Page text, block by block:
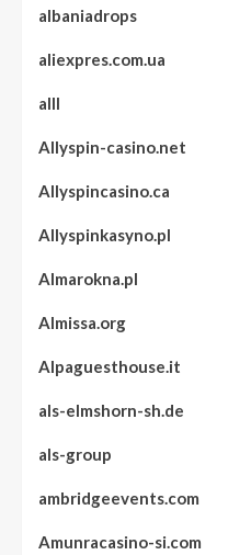
albaniadrops
aliexpres.com.ua
alll
Allyspin-casino.net
Allyspincasino.ca
Allyspinkasyno.pl
Almarokna.pl
Almissa.org
Alpaguesthouse.it
als-elmshorn-sh.de
als-group
ambridgeevents.com
Amunracasino-si.com